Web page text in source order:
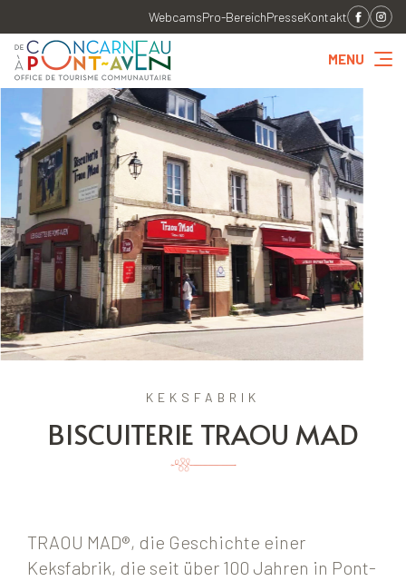
WebcamsPro-BereichPresseKontakt
MENU
KEKSFABRIK
BISCUITERIE TRAOU MAD
TRAOU MAD®, die Geschichte einer
Keksfabrik, die seit über 100 Jahren in Pont-